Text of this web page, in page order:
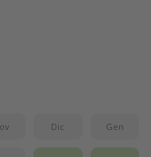
Dic Gen